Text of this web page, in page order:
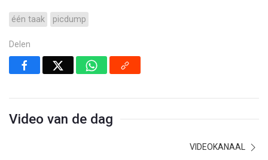
één taak picdump
Delen
Video van de dag
VIDEOKANAAL